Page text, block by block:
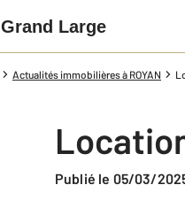
Grand Large
Actualités immobilières à ROYAN
Publié le 05/03/